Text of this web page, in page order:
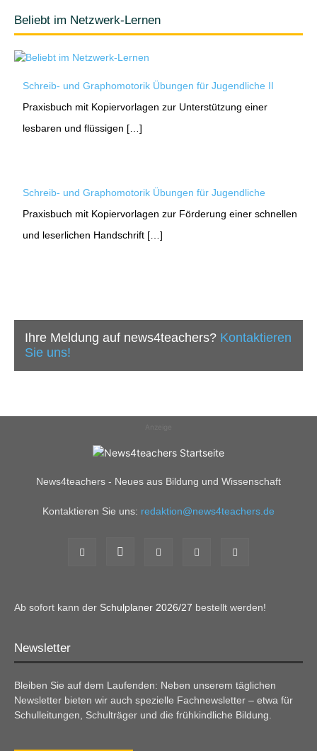
Beliebt im Netzwerk-Lernen
Schreib- und Graphomotorik Übungen für Jugendliche II
Praxisbuch mit Kopiervorlagen zur Unterstützung einer
lesbaren und flüssigen […]
Schreib- und Graphomotorik Übungen für Jugendliche
Praxisbuch mit Kopiervorlagen zur Förderung einer schnellen
und leserlichen Handschrift […]
Ihre Meldung auf news4teachers? Kontaktieren
Sie uns!
News4teachers - Neues aus Bildung und Wissenschaft
Kontaktieren Sie uns: redaktion@news4teachers.de
Ab sofort kann der Schulplaner 2026/27 bestellt werden!
Newsletter
Bleiben Sie auf dem Laufenden: Neben unserem täglichen
Newsletter bieten wir auch spezielle Fachnewsletter – etwa für
Schulleitungen, Schulträger und die frühkindliche Bildung.